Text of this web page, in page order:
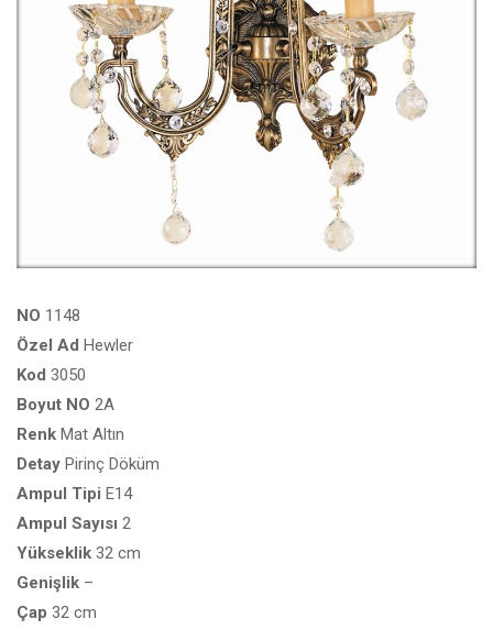
NO 1148
Özel Ad Hewler
Kod 3050
Boyut NO 2A
Renk Mat Altın
Detay Pirinç Döküm
Ampul Tipi E14
Ampul Sayısı 2
Yükseklik 32 cm
Genişlik –
Çap 32 cm